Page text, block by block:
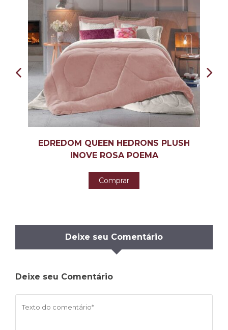
EDREDOM QUEEN HEDRONS PLUSH
INOVE ROSA POEMA
Comprar
Deixe seu Comentário
Deixe seu Comentário